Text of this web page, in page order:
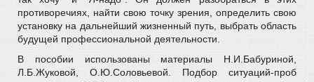
противоречиях, найти свою точку зрения, определить свою
установку на дальнейший жизненный путь, выбрать область
будущей профессиональной деятельности.
В пособии использованы материалы Н.И.Бабуриной,
Л.Б.Жуковой, О.Ю.Соловьевой. Подбор ситуаций-проб